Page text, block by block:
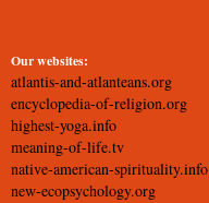
Our websites:
atlantis-and-atlanteans.org
encyclopedia-of-religion.org
highest-yoga.info
meaning-of-life.tv
native-american-spirituality.info
new-ecopsychology.org